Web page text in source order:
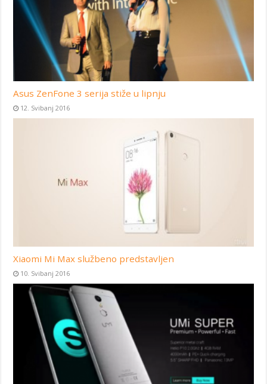
Asus ZenFone 3 serija stiže u lipnju
12. Svibanj 2016
Xiaomi Mi Max službeno predstavljen
10. Svibanj 2016